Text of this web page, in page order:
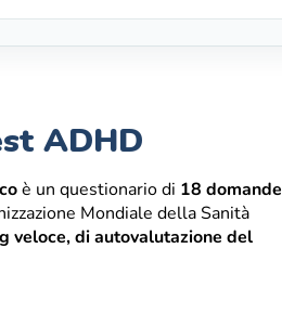
ADHD
è un questionario di 18 domande
Mondiale della Sanità
veloce, di autovalutazione del